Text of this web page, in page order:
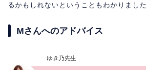
るかもしれないということもわかりまし
Mさんへのアドバイス
ゆき乃先生